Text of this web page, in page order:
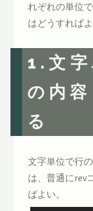
れぞれの単位
はどうすれば
1.文字
の内
る
文字単位で行
は、普通にrev
ばよい。